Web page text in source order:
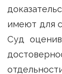
имеют для
Суд